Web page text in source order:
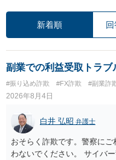
新着順
副業での利益受取トラブ
#振り込め詐欺 #FX詐欺 #副業詐
2026年8月4日
白井 弘昭 弁護士
おそらく詐欺です。警察に
わないでください。 サイバ